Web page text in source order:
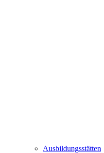
Ausbildungsstätten